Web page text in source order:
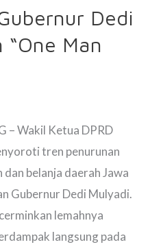
Dedi
Man
– Wakil Ketua DPRD
tren penurunan
belanja daerah Jawa
Gubernur Dedi Mulyadi.
lemahnya
langsung pada